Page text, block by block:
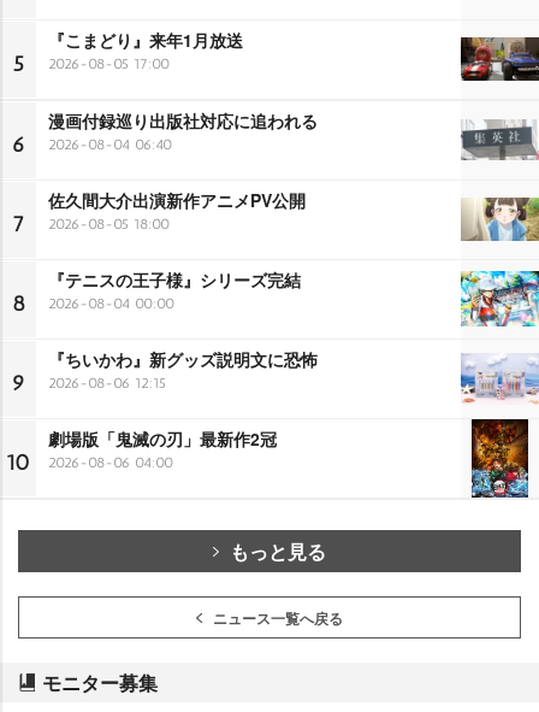
5
『こまどり』来年1月放送
2026-08-05 17:00
6
漫画付録巡り出版社対応に追われる
2026-08-04 06:40
7
佐久間大介出演新作アニメPV公開
2026-08-05 18:00
8
『テニスの王子様』シリーズ完結
2026-08-04 00:00
9
『ちいかわ』新グッズ説明文に恐怖
2026-08-06 12:15
10
劇場版「鬼滅の刃」最新作2冠
2026-08-06 04:00
もっと見る
ニュース一覧へ戻る
モニター募集